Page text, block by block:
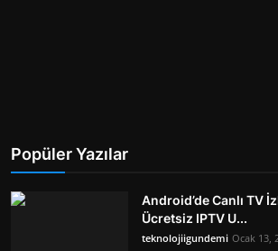
Popüler Yazılar
Android’de Canlı TV
Ücretsiz IPTV U...
teknolojiigundemi Ocak 13,